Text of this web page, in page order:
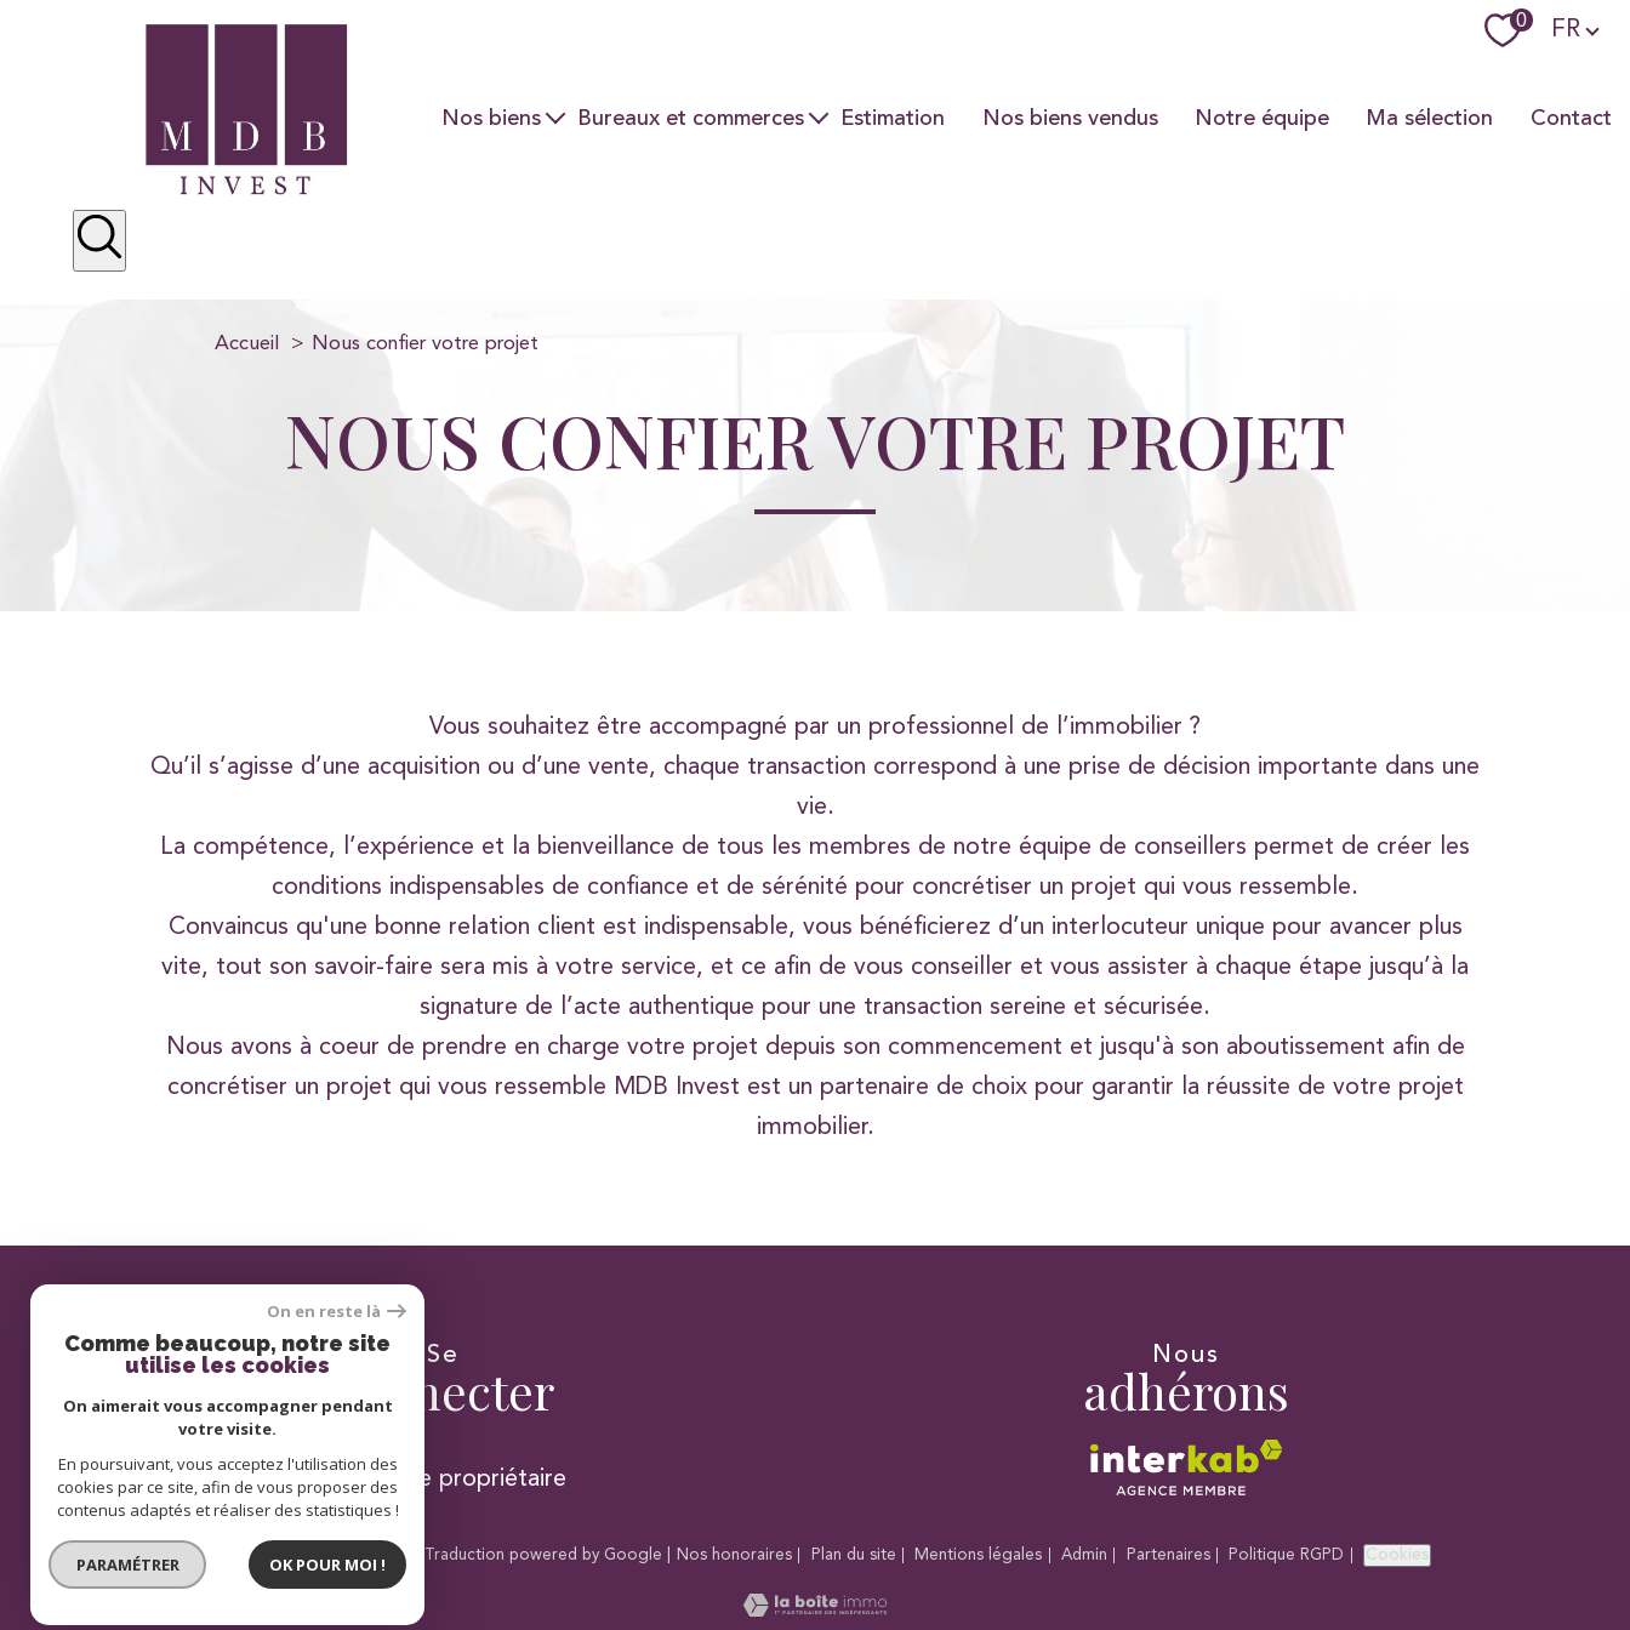
0 Langue
FR
Nos biens Bureaux et commerces Estimation Nos biens vendus Notre équipe Ma sélection Contact
Accueil Nous confier votre projet
NOUS CONFIER VOTRE PROJET
Vous souhaitez être accompagné par un professionnel de l’immobilier ?
Qu’il s’agisse d’une acquisition ou d’une vente, chaque transaction correspond à une prise de décision importante dans une
vie.
La compétence, l’expérience et la bienveillance de tous les membres de notre équipe de conseillers permet de créer les
conditions indispensables de confiance et de sérénité pour concrétiser un projet qui vous ressemble.
Convaincus qu'une bonne relation client est indispensable, vous bénéficierez d’un interlocuteur unique pour avancer plus
vite, tout son savoir-faire sera mis à votre service, et ce afin de vous conseiller et vous assister à chaque étape jusqu’à la
signature de l’acte authentique pour une transaction sereine et sécurisée.
Nous avons à coeur de prendre en charge votre projet depuis son commencement et jusqu'à son aboutissement afin de
concrétiser un projet qui vous ressemble MDB Invest est un partenaire de choix pour garantir la réussite de votre projet
immobilier.
Se
connecter
espace propriétaire
Nous
adhérons
© 2026 | Tous droits réservés | Traduction powered by Google | Nos honoraires Plan du site Mentions légales Admin Partenaires Politique RGPD Cookies
On en reste là
Comme beaucoup, notre site
utilise les cookies
On aimerait vous accompagner pendant
votre visite.
En poursuivant, vous acceptez l'utilisation des
cookies par ce site, afin de vous proposer des
contenus adaptés et réaliser des statistiques !
PARAMÉTRER OK POUR MOI !